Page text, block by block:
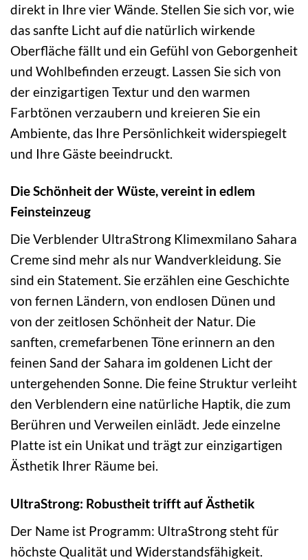
direkt in Ihre vier Wände. Stellen Sie sich vor, wie
das sanfte Licht auf die natürlich wirkende
Oberfläche fällt und ein Gefühl von Geborgenheit
und Wohlbefinden erzeugt. Lassen Sie sich von
der einzigartigen Textur und den warmen
Farbtönen verzaubern und kreieren Sie ein
Ambiente, das Ihre Persönlichkeit widerspiegelt
und Ihre Gäste beeindruckt.
Die Schönheit der Wüste, vereint in edlem
Feinsteinzeug
Die Verblender UltraStrong Klimexmilano Sahara
Creme sind mehr als nur Wandverkleidung. Sie
sind ein Statement. Sie erzählen eine Geschichte
von fernen Ländern, von endlosen Dünen und
von der zeitlosen Schönheit der Natur. Die
sanften, cremefarbenen Töne erinnern an den
feinen Sand der Sahara im goldenen Licht der
untergehenden Sonne. Die feine Struktur verleiht
den Verblendern eine natürliche Haptik, die zum
Berühren und Verweilen einlädt. Jede einzelne
Platte ist ein Unikat und trägt zur einzigartigen
Ästhetik Ihrer Räume bei.
UltraStrong: Robustheit trifft auf Ästhetik
Der Name ist Programm: UltraStrong steht für
höchste Qualität und Widerstandsfähigkeit.